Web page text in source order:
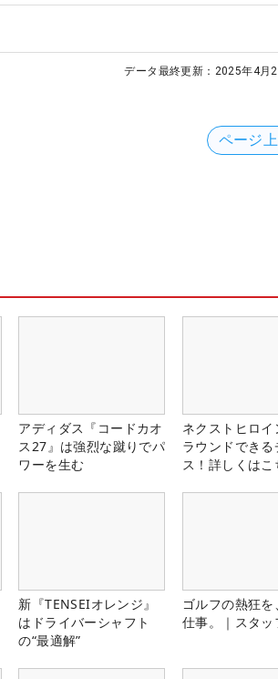
データ最終更新： 2025年4月
ページ
アディダス『コードカオ
ス27』は強烈な蹴りでパ
ワーを生む
ネクストヒロイ
ラウンドできる
ス！詳しくはこ
新『TENSEIオレンジ』
はドライバーシャフト
の“最適解”
ゴルフの熱狂を
仕事。｜スタッ